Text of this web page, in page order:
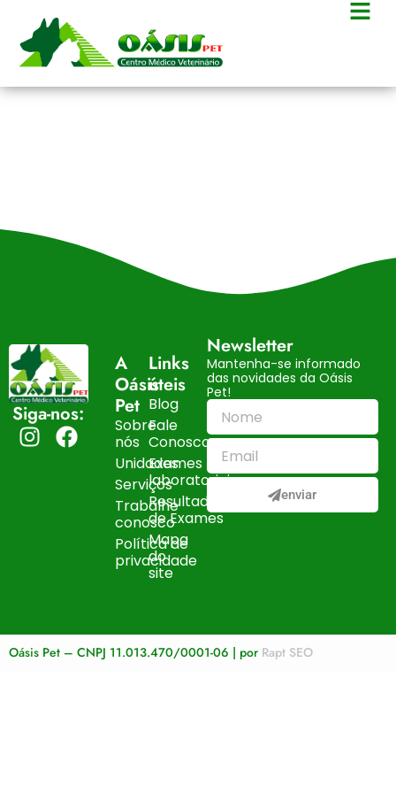
Siga-nos:
A
Oásis
Pet
Sobre
nós
Unidades
Serviços
Trabalhe
conosco
Política de
privacidade
Links
úteis
Blog
Fale
Conosco
Exames
laboratoriais
Resultados
de Exames
Mapa
do
site
Newsletter
Mantenha-se informado
das novidades da Oásis
Pet!
enviar
Oásis Pet – CNPJ 11.013.470/0001-06 | por Rapt SEO